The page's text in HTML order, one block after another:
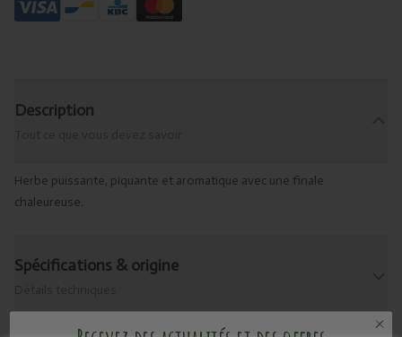
Description
Herbe puissante, piquante et aromatique avec une finale
chaleureuse.
Spécifications & origine